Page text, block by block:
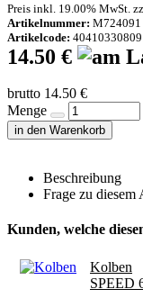
Preis inkl. 19.00% MwSt.
Artikelnummer: M724091
Artikelcode:
14.50 €
brutto 14.50 €
Menge
in den Warenkorb
Beschreibung
Frage zu diesem
Kunden, welche
Kolben
SPEED